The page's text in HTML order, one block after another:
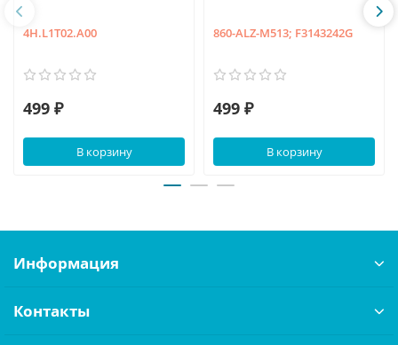
4H.L1T02.A00
499 ₽
В корзину
860-ALZ-M513; F3143242G
499 ₽
В корзину
Информация
Контакты